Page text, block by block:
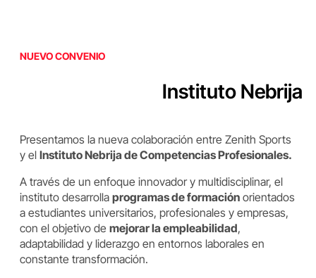
NUEVO CONVENIO
Instituto Nebrija
Presentamos la nueva colaboración entre Zenith Sports
y el Instituto Nebrija de Competencias Profesionales.
A través de un enfoque innovador y multidisciplinar, el
instituto desarrolla programas de formación orientados
a estudiantes universitarios, profesionales y empresas,
con el objetivo de mejorar la empleabilidad,
adaptabilidad y liderazgo en entornos laborales en
constante transformación.